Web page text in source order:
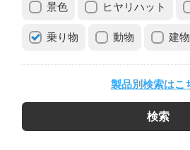
景色 ヒヤリハット
乗り物 動物 建物
製品別検索はこ